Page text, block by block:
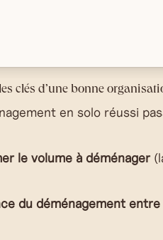
clés d’une bonne
en solo réussi
le volume à déménager
du déménagement